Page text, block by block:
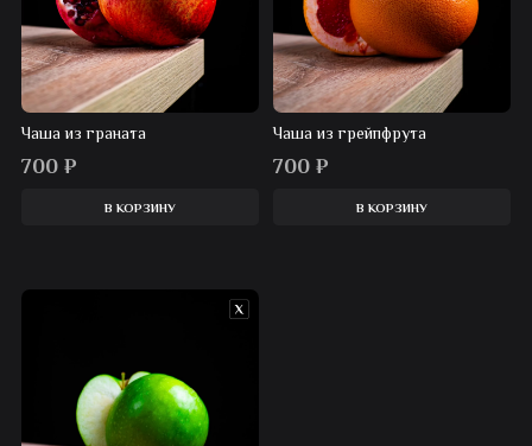
Чаша из граната
700 ₽
В КОРЗИНУ
Чаша из грейпфрута
700₽
В КОРЗИНУ